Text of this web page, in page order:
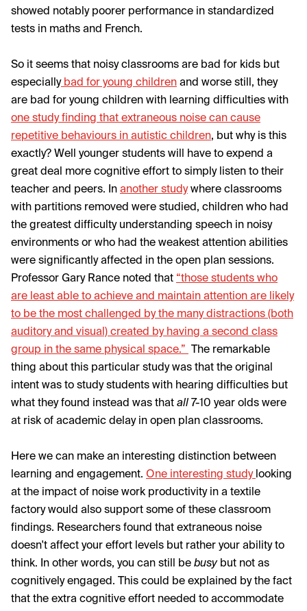
showed notably poorer performance in standardized
tests in maths and French.
So it seems that noisy classrooms are bad for kids but
especiallybad for young children and worse still, they
are bad for young children with learning difficulties with
one study finding that extraneous noise can cause
repetitive behaviours in autistic children, but why is this
exactly? Well younger students will have to expend a
great deal more cognitive effort to simply listen to their
teacher and peers.
In another studywhere classrooms
with partitions removed were studied , children who had
the greatest difficulty understanding speech in noisy
environments or who had the weakest attention abilities
were significantly affected in the open plan sessions.
Professor Gary Rance noted that “those students who
are least able to achieve and maintain attention are likely
to be the most challenged by the many distractions (both
auditory and visual) created by having a second class
group in the same physical space.”
The remarkable
thing about this particular study was that the original
intent was to study students with hearing difficulties but
what they found instead was that all 7-10 year olds were
at risk of academic delay in open plan classrooms.
Here we can make an interesting distinction between
learning and engagement. One interesting study looking
at the impact of noise work productivity in a textile
factory would also support some of these classroom
findings. Researchers found that extraneous noise
doesn't affect your effort levels but rather your ability to
think. In other words, you can still be busybut not as
cognitively engaged. This could be explained by the fact
that the extra cognitive effort needed to accommodate